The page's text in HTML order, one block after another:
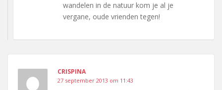
wandelen in de natuur kom je al je
vergane, oude vrienden tegen!
CRISPINA
27 september 2013 om 11:43